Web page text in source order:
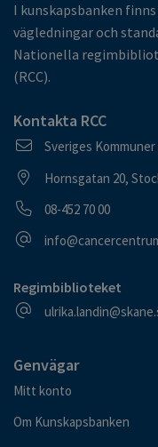
I kunskapsbanken
vägledningar och
Nationella
(RCC).
Kontakta RCC
Postadress
Sveriges
Besöksadress
Hornsgatan 20,
Telefonnummer
08-452 70 00
E-postadress
Regimbiblioteket
E-postadress
Genvägar
Mitt konto
Om Kunskapsbanken